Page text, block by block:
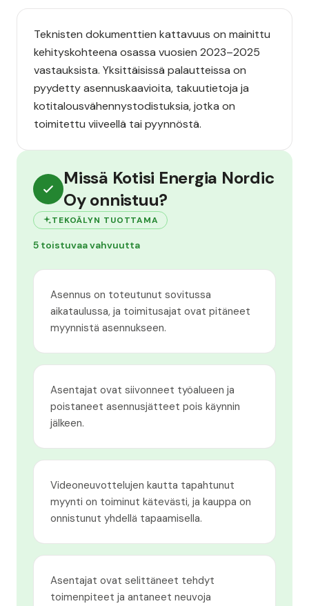
Teknisten dokumenttien kattavuus on mainittu
kehityskohteena osassa vuosien 2023–2025
vastauksista. Yksittäisissä palautteissa on
pyydetty asennuskaavioita, takuutietoja ja
kotitalousvähennystodistuksia, jotka on
toimitettu viiveellä tai pyynnöstä.
Missä Kotisi Energia Nordic
Oy onnistuu?
TEKOÄLYN TUOTTAMA
5 toistuvaa vahvuutta
Asennus on toteutunut sovitussa
aikataulussa, ja toimitusajat ovat pitäneet
myynnistä asennukseen.
Asentajat ovat siivonneet työalueen ja
poistaneet asennusjätteet pois käynnin
jälkeen.
Videoneuvottelujen kautta tapahtunut
myynti on toiminut kätevästi, ja kauppa on
onnistunut yhdellä tapaamisella.
Asentajat ovat selittäneet tehdyt
toimenpiteet ja antaneet neuvoja